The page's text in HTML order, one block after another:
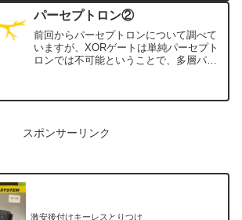
パーセプトロン②
前回からパーセプトロンについて調べて
いますが、XORゲートは単純パーセプト
ロンでは不可能ということで、多層パー
スポンサーリンク
激安後付けキーレスとりつけ